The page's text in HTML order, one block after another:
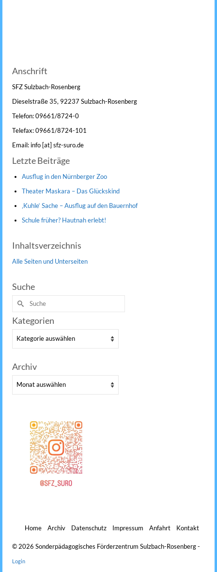
Anschrift
SFZ Sulzbach-Rosenberg
Dieselstraße 35, 92237 Sulzbach-Rosenberg
Telefon: 09661/8724-0
Telefax: 09661/8724-101
Email: info [at] sfz-suro.de
Letzte Beiträge
Ausflug in den Nürnberger Zoo
Theater Maskara – Das Glückskind
‚Kuhle‘ Sache – Ausflug auf den Bauernhof
Schule früher? Hautnah erlebt!
Inhaltsverzeichnis
Alle Seiten und Unterseiten
Suche
Suche
nach:
Kategorien
Kategorien
Archiv
Archiv
Home Archiv Datenschutz Impressum Anfahrt Kontakt
© 2026 Sonderpädagogisches Förderzentrum Sulzbach-Rosenberg -
Login